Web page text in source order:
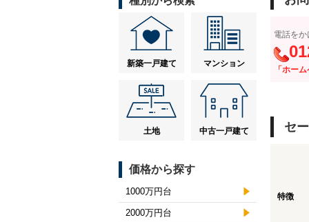
電話を
「ホー
セ
特徴
新築一戸建て マンション
土地 中古一戸建て
価格から探す
1000万円台
2000万円台